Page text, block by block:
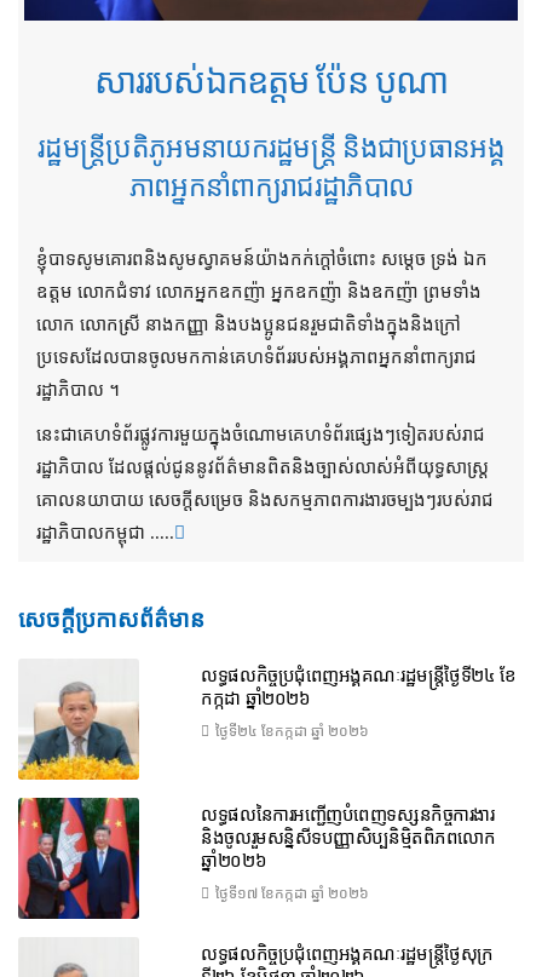
សាររបស់ឯកឧត្តម ប៉ែន បូណា
រដ្ឋមន្ត្រីប្រតិភូអមនាយករដ្ឋមន្ត្រី និងជាប្រធានអង្គ
ភាពអ្នកនាំពាក្យរាជរដ្ឋាភិបាល
ខ្ញុំបាទសូមគោរពនិងសូមស្វាគមន៍យ៉ាងកក់ក្តៅចំពោះ សម្តេច ទ្រង់ ឯក
ឧត្តម លោកជំទាវ លោកអ្នកឧកញ៉ា អ្នកឧកញ៉ា និងឧកញ៉ា ព្រមទាំង
លោក លោកស្រី នាងកញ្ញា និងបងប្អូនជនរួមជាតិទាំងក្នុងនិងក្រៅ
ប្រទេសដែលបានចូលមកកាន់គេហទំព័ររបស់អង្គភាពអ្នកនាំពាក្យរាជ
រដ្ឋាភិបាល ។
នេះជាគេហទំព័រផ្លូវការមួយក្នុងចំណោមគេហទំព័រផ្សេងៗទៀតរបស់រាជ
រដ្ឋាភិបាល ដែលផ្តល់ជូននូវព័ត៌មានពិតនិងច្បាស់លាស់អំពីយុទ្ធសាស្រ្ត
គោលនយាបាយ សេចក្តីសម្រេច និងសកម្មភាពការងារចម្បងៗរបស់រាជ
រដ្ឋាភិបាលកម្ពុជា .....
សេចក្តីប្រកាសព័ត៌មាន
លទ្ធផលកិច្ចប្រជុំពេញអង្គគណៈរដ្ឋមន្រ្តីថ្ងៃទី២៤ ខែ
កក្កដា ឆ្នាំ២០២៦
ថ្ងៃទី២៤ ខែ​កក្កដា ឆ្នាំ ២០២៦
លទ្ធផលនៃការអញ្ជើញបំពេញទស្សនកិច្ចការងារ
និងចូលរួមសន្និសីទបញ្ញាសិប្បនិម្មិតពិភពលោក
ឆ្នាំ២០២៦
ថ្ងៃទី១៧ ខែ​កក្កដា ឆ្នាំ ២០២៦
លទ្ធផលកិច្ចប្រជុំពេញអង្គគណៈរដ្ឋមន្រ្តីថ្ងៃសុក្រ